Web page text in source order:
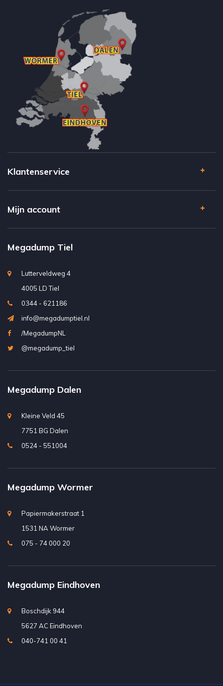
Klantenservice
Mijn account
Megadump Tiel
Lutterveldweg 4
4005 LD Tiel
0344 - 621186
info@megadumptiel.nl
/MegadumpNL
@megadump_tiel
Megadump Dalen
Kleine Veld 45
7751 BG Dalen
0524 - 551004
Megadump Wormer
Papiermakerstraat 1
1531 NA Wormer
075 - 74 000 20
Megadump Eindhoven
Boschdijk 944
5627 AC Eindhoven
040-741 00 41